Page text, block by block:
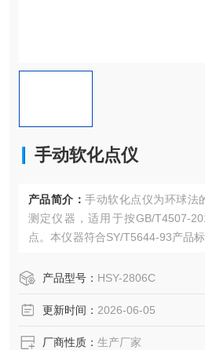
手动软化点仪
产品简介： 手动软化点仪为环球法
测定仪器，适用于按GB/T4507-
点。本仪器符合SY/T5644-93产品
8有不同之处，即不采用搅拌。
产品型号： HSY-2806C
更新时间： 2026-06-05
厂商性质： 生产厂家